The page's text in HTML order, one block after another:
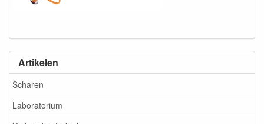
Artikelen
Scharen
Laboratorium